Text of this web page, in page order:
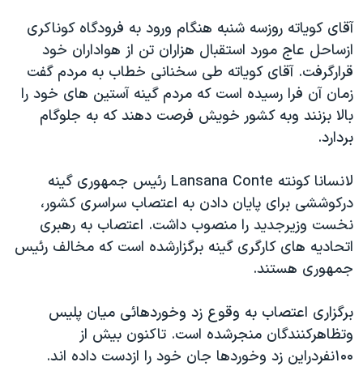
فرهنگ و زندگی
حقوق شهروندی
اقتصادی
علم و فناوری
اسرائیل در جنگ
گالری عکس
آرشیو پخش زنده
مستندها
انتخابات ریاست جمهوری آمریکا ۲۰۲۴
حمله جمهوری اسلامی به اسرائیل
رمز مهسا
ورزش زنان در ایران
اعتراضات زن، زندگی، آزادی
مجموعه مستندهای دادخواهی
تریبونال مردمی آبان ۹۸
قانون شفافیت دارائی کادر رهبری ایران
اعتراضات مردمی آبان ۹۸
دنبال کنید
زبانهای مختلف
آقای کوياته روزسه شنبه هنگام ورود به فرودگاه کوناکری
ازساحل عاج مورد استقبال هزاران تن از هواداران خود
قرارگرفت. آقای کوياته طی سخنانی خطاب به مردم گفت
زمان آن فرا رسيده است که مردم گينه آستين های خود را
بالا بزنند وبه کشور خويش فرصت دهند که به جلوگام
بردارد.
لانسانا کونته Lansana Conte رئيس جمهوری گينه
درکوششی برای پايان دادن به اعتصاب سراسری کشور،
نخست وزيرجديد را منصوب داشت. اعتصاب به رهبری
اتحاديه های کارگری گينه برگزارشده است که مخالف رئيس
جمهوری هستند.
برگزاری اعتصاب به وقوع زد وخوردهائی ميان پليس
وتظاهرکنندگان منجرشده است. تاکنون بيش از
۱۰۰نفردراين زد وخوردها جان خود را ازدست داده اند.